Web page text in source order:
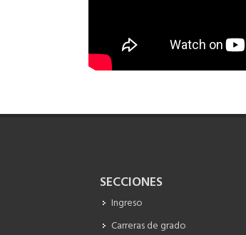
SECCIONES
Ingreso
Carreras de grado